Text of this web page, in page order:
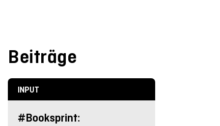
Beiträge
INPUT
#Booksprint: